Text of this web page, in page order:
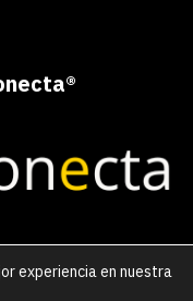
®
experiencia en nuestra